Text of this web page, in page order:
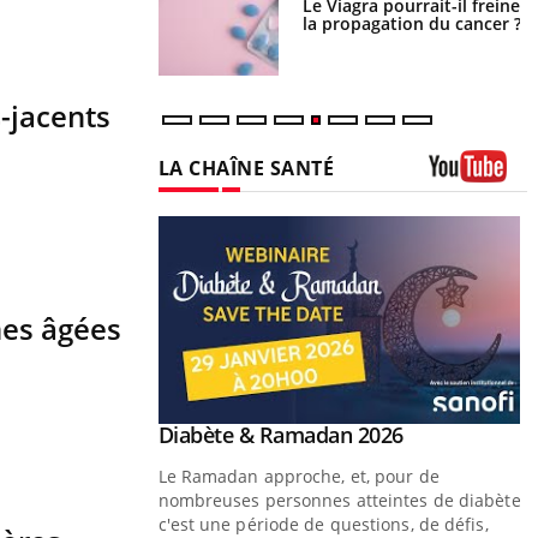
jacents
âgées
Le Viagra pourrait-il freiner
la propagation du cancer ?
LA CHAÎNE SANTÉ
Youtube
Diabète & Ramadan 2026Youtube
Le Ramadan approche, et, pour de
nombreuses personnes atteintes de diabète,
c'est une période de questions, de défis,